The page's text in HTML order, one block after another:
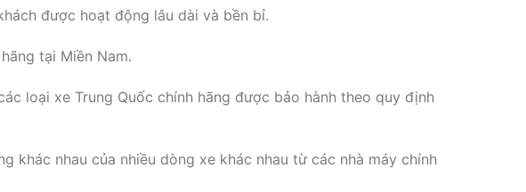
được hoạt động lâu dài và bền bỉ.
tại Miền Nam.
loại xe Trung Quốc chính hãng được bảo hành theo quy định
khác nhau của nhiều dòng xe khác nhau từ các nhà máy chính